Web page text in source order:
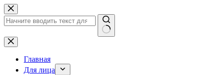
Перейти
к
сути
Ничего
не
найденоГлавная
Для лица